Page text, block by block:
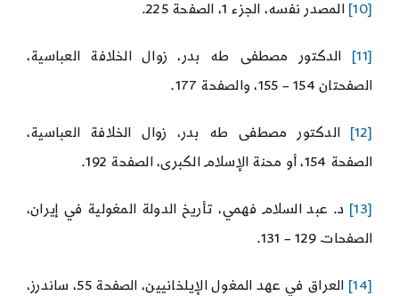
[10] المصدر نفسه، الجزء 1، الصفحة 225.
[11]
الدكتور مصطفى طه بدر، زوال الخلافة العباسية،
الصفحتان 154 – 155، والصفحة 177.
[12]
الدكتور مصطفى طه بدر، زوال الخلافة العباسية،
الصفحة 154، أو محنة الإسلام الكبرى، الصفحة 192.
[13]
د. عبد السلام فهمي، تأريخ الدولة المغولية في إيران،
الصفحات 129 – 131.
[14]
العراق في عهد المغول الإيلخانيين، الصفحة 55، ساندرز،